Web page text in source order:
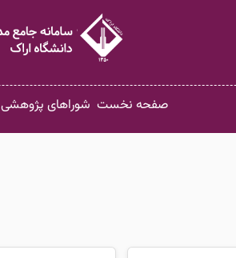
صفحه نخست شوراهای پژوهشی